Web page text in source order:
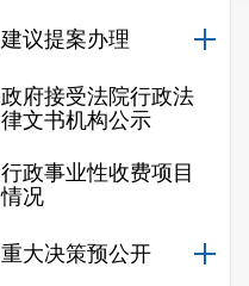
建议提案办理
政府接受法院行政法
律文书机构公示
行政事业性收费项目
情况
重大决策预公开